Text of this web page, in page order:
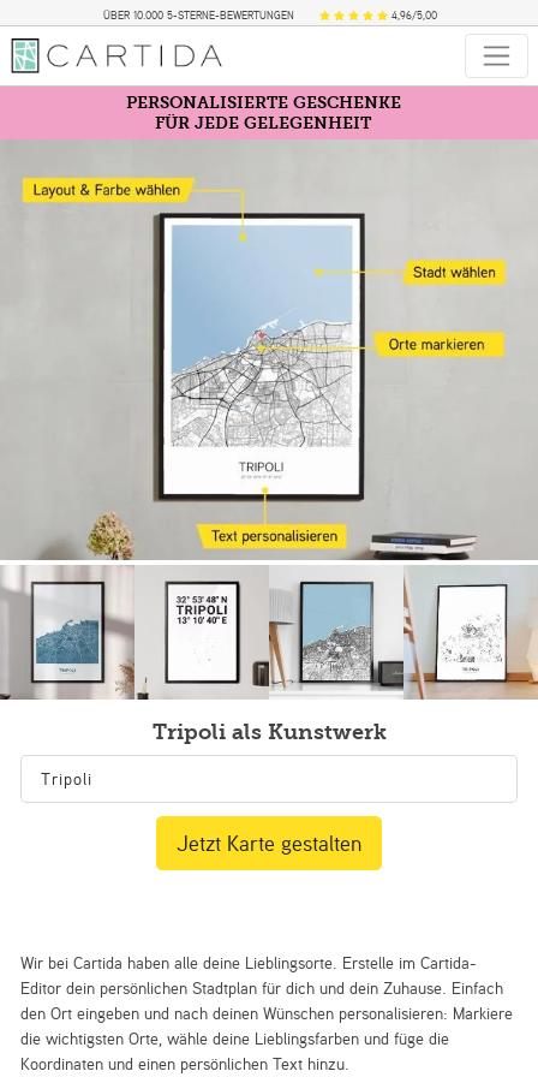
ÜBER 10.000 5-STERNE-BEWERTUNGEN 4,96/5,00
PERSONALISIERTE GESCHENKE
FÜR JEDE GELEGENHEIT
Tripoli als Kunstwerk
Wir bei Cartida haben alle deine Lieblingsorte. Erstelle im Cartida-
Editor dein persönlichen Stadtplan für dich und dein Zuhause. Einfach
den Ort eingeben und nach deinen Wünschen personalisieren: Markiere
die wichtigsten Orte, wähle deine Lieblingsfarben und füge die
Koordinaten und einen persönlichen Text hinzu.
Jetzt Karte gestalten